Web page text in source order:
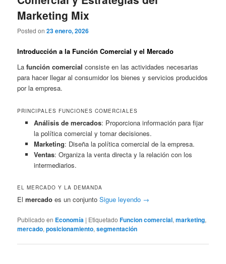
Marketing Mix
Posted on23 enero, 2026
Introducción a la Función Comercial y el Mercado
Lafunción comercial consiste en las actividades necesarias
para hacer llegar al consumidor los bienes y servicios producidos
por la empresa.
PRINCIPALES FUNCIONES COMERCIALES
Análisis de mercados: Proporciona información para fijar
la política comercial y tomar decisiones.
Marketing: Diseña la política comercial de la empresa.
Ventas: Organiza la venta directa y la relación con los
intermediarios.
EL MERCADO Y LA DEMANDA
Elmercado es un conjuntoSigue leyendo →
Publicado en Economía | Etiquetado Funcion comercial,marketing,
mercado,posicionamiento,segmentación